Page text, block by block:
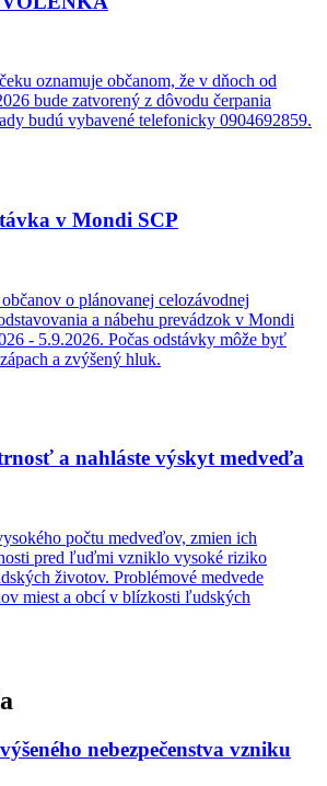
oznamuje občanom, že v dňoch od
bude zatvorený z dôvodu čerpania
budú vybavené telefonicky 0904692859.
v Mondi SCP
o plánovanej celozávodnej
a nábehu prevádzok v Mondi
- 5.9.2026. Počas odstávky môže byť
a zvýšený hluk.
a nahláste výskyt medveďa
počtu medveďov, zmien ich
pred ľuďmi vzniklo vysoké riziko
životov. Problémové medvede
miest a obcí v blízkosti ľudských
nebezpečenstva vzniku